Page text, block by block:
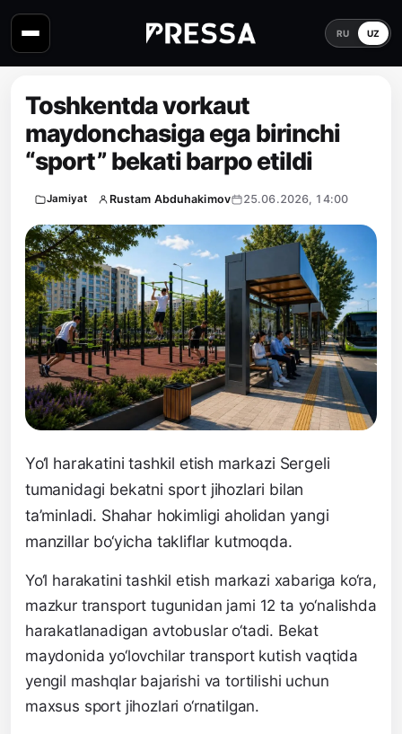
RU UZ
Toshkentda vorkaut
maydonchasiga ega birinchi
“sport” bekati barpo etildi
Jamiyat Rustam Abduhakimov 25.06.2026, 14:00
Yo‘l harakatini tashkil etish markazi Sergeli
tumanidagi bekatni sport jihozlari bilan
ta’minladi. Shahar hokimligi aholidan yangi
manzillar bo‘yicha takliflar kutmoqda.
Yo‘l harakatini tashkil etish markazi xabariga ko‘ra,
mazkur transport tugunidan jami 12 ta yo‘nalishda
harakatlanadigan avtobuslar o‘tadi. Bekat
maydonida yo‘lovchilar transport kutish vaqtida
yengil mashqlar bajarishi va tortilishi uchun
maxsus sport jihozlari o‘rnatilgan.